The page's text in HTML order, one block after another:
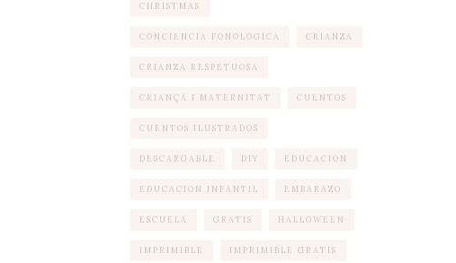
CHRISTMAS
CONCIENCIA FONOLOGICA CRIANZA
CRIANZA RESPETUOSA
CRIANÇA I MATERNITAT CUENTOS
CUENTOS ILUSTRADOS
DESCARGABLE DIY EDUCACION
EDUCACION INFANTIL EMBARAZO
ESCUELA GRATIS HALLOWEEN
IMPRIMIBLE IMPRIMIBLE GRATIS